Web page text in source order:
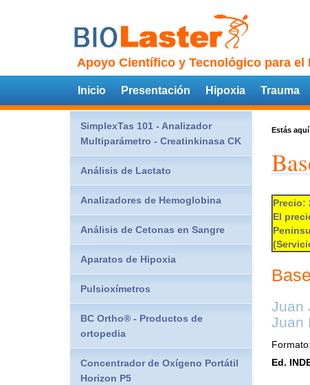
Apoyo Científico y Tecnológico para el
Inicio Presentación Hipoxia Trauma
Estás
Precio:
El
Juan
Juan
Ed.
SimplexTas 101 - Analizador
Multiparámetro - Creatinkinasa CK
Análisis de Lactato
Analizadores de Hemoglobina
Análisis de Cetonas en Sangre
Aparatos de Hipoxia
Pulsioxímetros
BC Ortho® - Productos de
ortopedia
Concentrador de Oxígeno Portátil
Horizon P5